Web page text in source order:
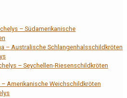
– Südamerikanische
– Australische Schlangenhalsschildkröten
– Seychellen-Riesenschildkröten
Amerikanische Weichschildkröten